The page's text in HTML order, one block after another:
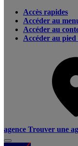
Accès rapides
Accéder au
Accéder au
Accéder au pied
agence Trouver une